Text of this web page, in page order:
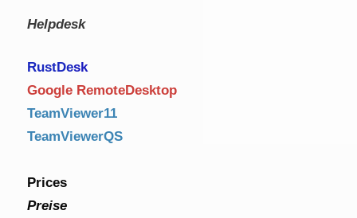
Helpdesk
RustDesk
Google RemoteDesktop
TeamViewer11
TeamViewerQS
Prices
Preise